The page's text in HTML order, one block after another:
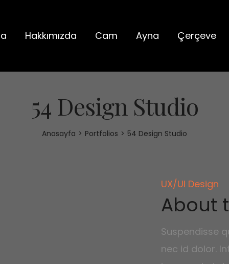
Hakkımızda Cam Ayna Çerçeve
54 Design Studio
Anasayfa > Portfolios > 54 Design Studio
UX/UI Design
About
Suspendisse
nec id dolor.